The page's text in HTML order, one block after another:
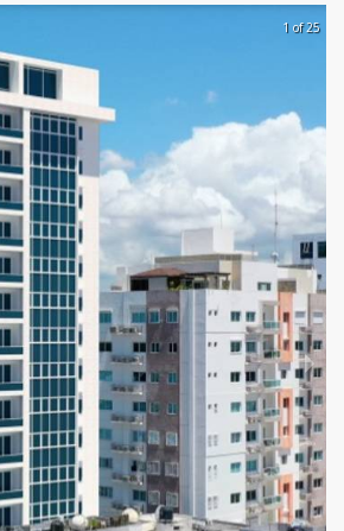
1 of 25